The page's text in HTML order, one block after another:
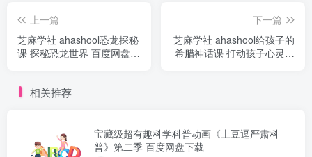
上一篇
芝麻学社 ahashool恐龙探秘
课 探秘恐龙世界 百度网盘下
下一篇
芝麻学社 ahashool给孩子的
希腊神话课 打动孩子心灵的
相关推荐
宝藏级超有趣科学科普动画《土豆逗严肃科
普》第二季 百度网盘下载